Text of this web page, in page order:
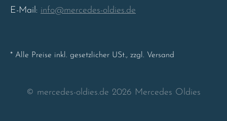
E-Mail: info@mercedes-oldies.de
* Alle Preise inkl. gesetzlicher USt., zzgl. Versand
© mercedes-oldies.de 2026 Mercedes Oldies